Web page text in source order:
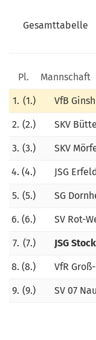
Pl. Mannschaft
1. (1.) VfB
2. (2.) SKV
3. (3.) SKV
4. (4.) JSG
5. (5.) SG
6. (6.) SV Rot-
7. (7.) JSG
8. (8.) VfR
9. (9.) SV 07